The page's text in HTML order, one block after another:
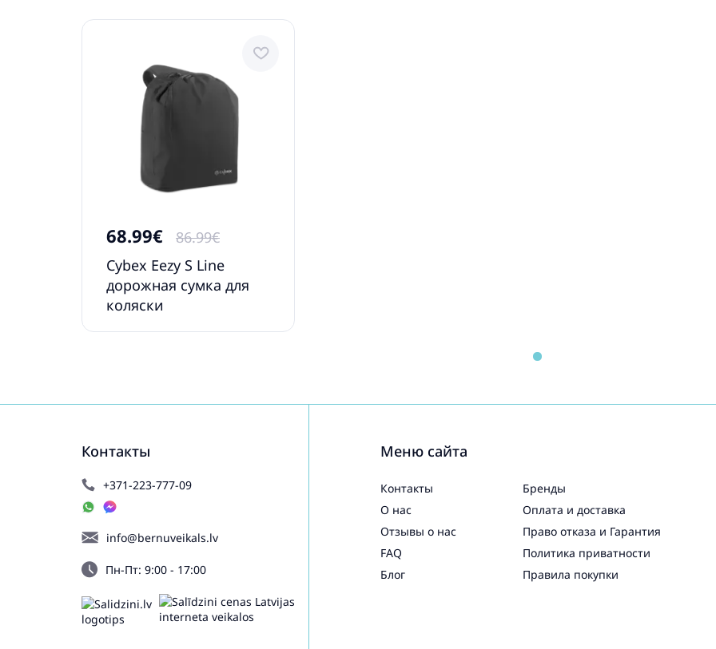
68.99€
86.99€
Cybex Eezy S Line
дорожная сумка для
коляски
Контакты
+371-223-777-09
info@bernuveikals.lv
Пн-Пт: 9:00 - 17:00
Меню сайта
Контакты
О нас
Отзывы о нас
FAQ
Блог
Бренды
Оплата и доставка
Право отказа и Гарантия
Политика приватности
Правила покупки